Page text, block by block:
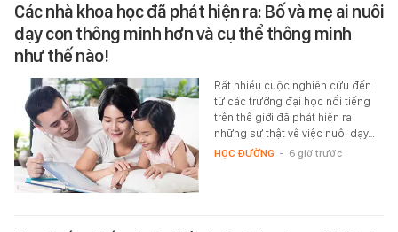
Các nhà khoa học đã phát hiện ra: Bố và mẹ ai nuôi
dạy con thông minh hơn và cụ thể thông minh
như thế nào!
Rất nhiều cuộc nghiên cứu đến
từ các trường đại học nổi tiếng
trên thế giới đã phát hiện ra
những sự thật về việc nuôi dạy…
HỌC ĐƯỜNG - 6 giờ trước